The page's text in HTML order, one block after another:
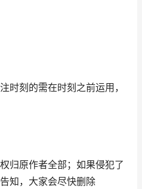
时刻的需在时刻之前运用，
归原作者全部；如果侵犯了
知，大家会尽快删除